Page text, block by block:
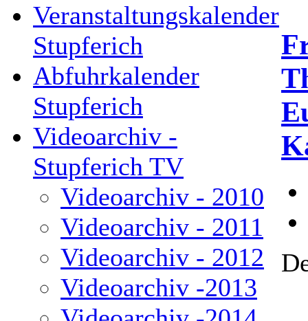
Veranstaltungskalender
Stupferich
Abfuhrkalender
Stupferich
Videoarchiv -
Stupferich TV
Videoarchiv - 2010
Videoarchiv - 2011
Videoarchiv - 2012
Videoarchiv -2013